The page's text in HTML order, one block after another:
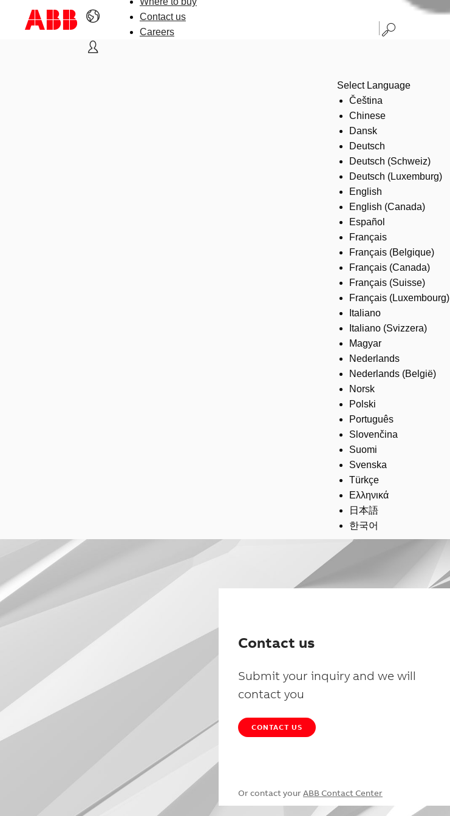
Contact us
Careers
Select Language
Čeština
Chinese
Dansk
Deutsch
Deutsch (Schweiz)
Deutsch (Luxemburg)
English
English (Canada)
Español
Français
Français (Belgique)
Français (Canada)
Français (Suisse)
Français (Luxembourg)
Italiano
Italiano (Svizzera)
Magyar
Nederlands
Nederlands (België)
Norsk
Polski
Português
Slovenčina
Suomi
Svenska
Türkçe
Ελληνικά
日本語
한국어
Contact us
Submit your inquiry and we will
contact you
CONTACT US
Or contact your ABB Contact Center